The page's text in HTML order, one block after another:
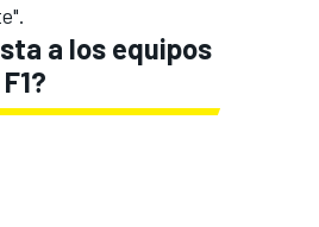
a los equipos